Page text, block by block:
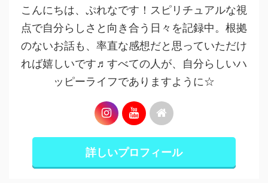
こんにちは、ぷれなです！スピリチュアルな視
点で自分らしさと向き合う日々を記録中。根拠
のないお話も、率直な感想だと思っていただけ
れば嬉しいです♬すべての人が、自分らしいハ
ッピーライフでありますように☆
詳しいプロフィール